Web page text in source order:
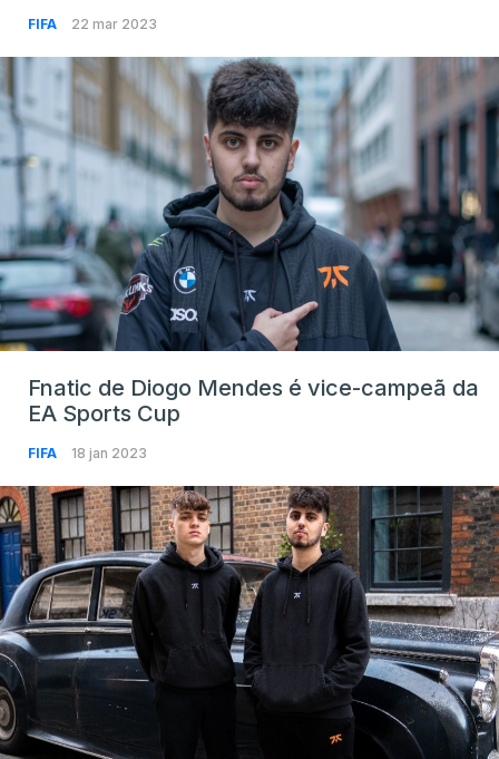
FIFA 22 mar 2023
Fnatic de Diogo Mendes é vice-campeã da
EA Sports Cup
FIFA 18 jan 2023